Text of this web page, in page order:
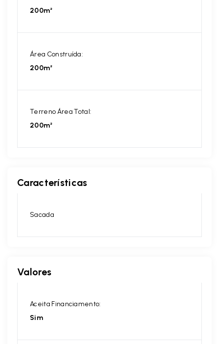
200m²
Área Construída:
200m²
Terreno Área Total:
200m²
Características
Sacada
Valores
Aceita Financiamento:
Sim